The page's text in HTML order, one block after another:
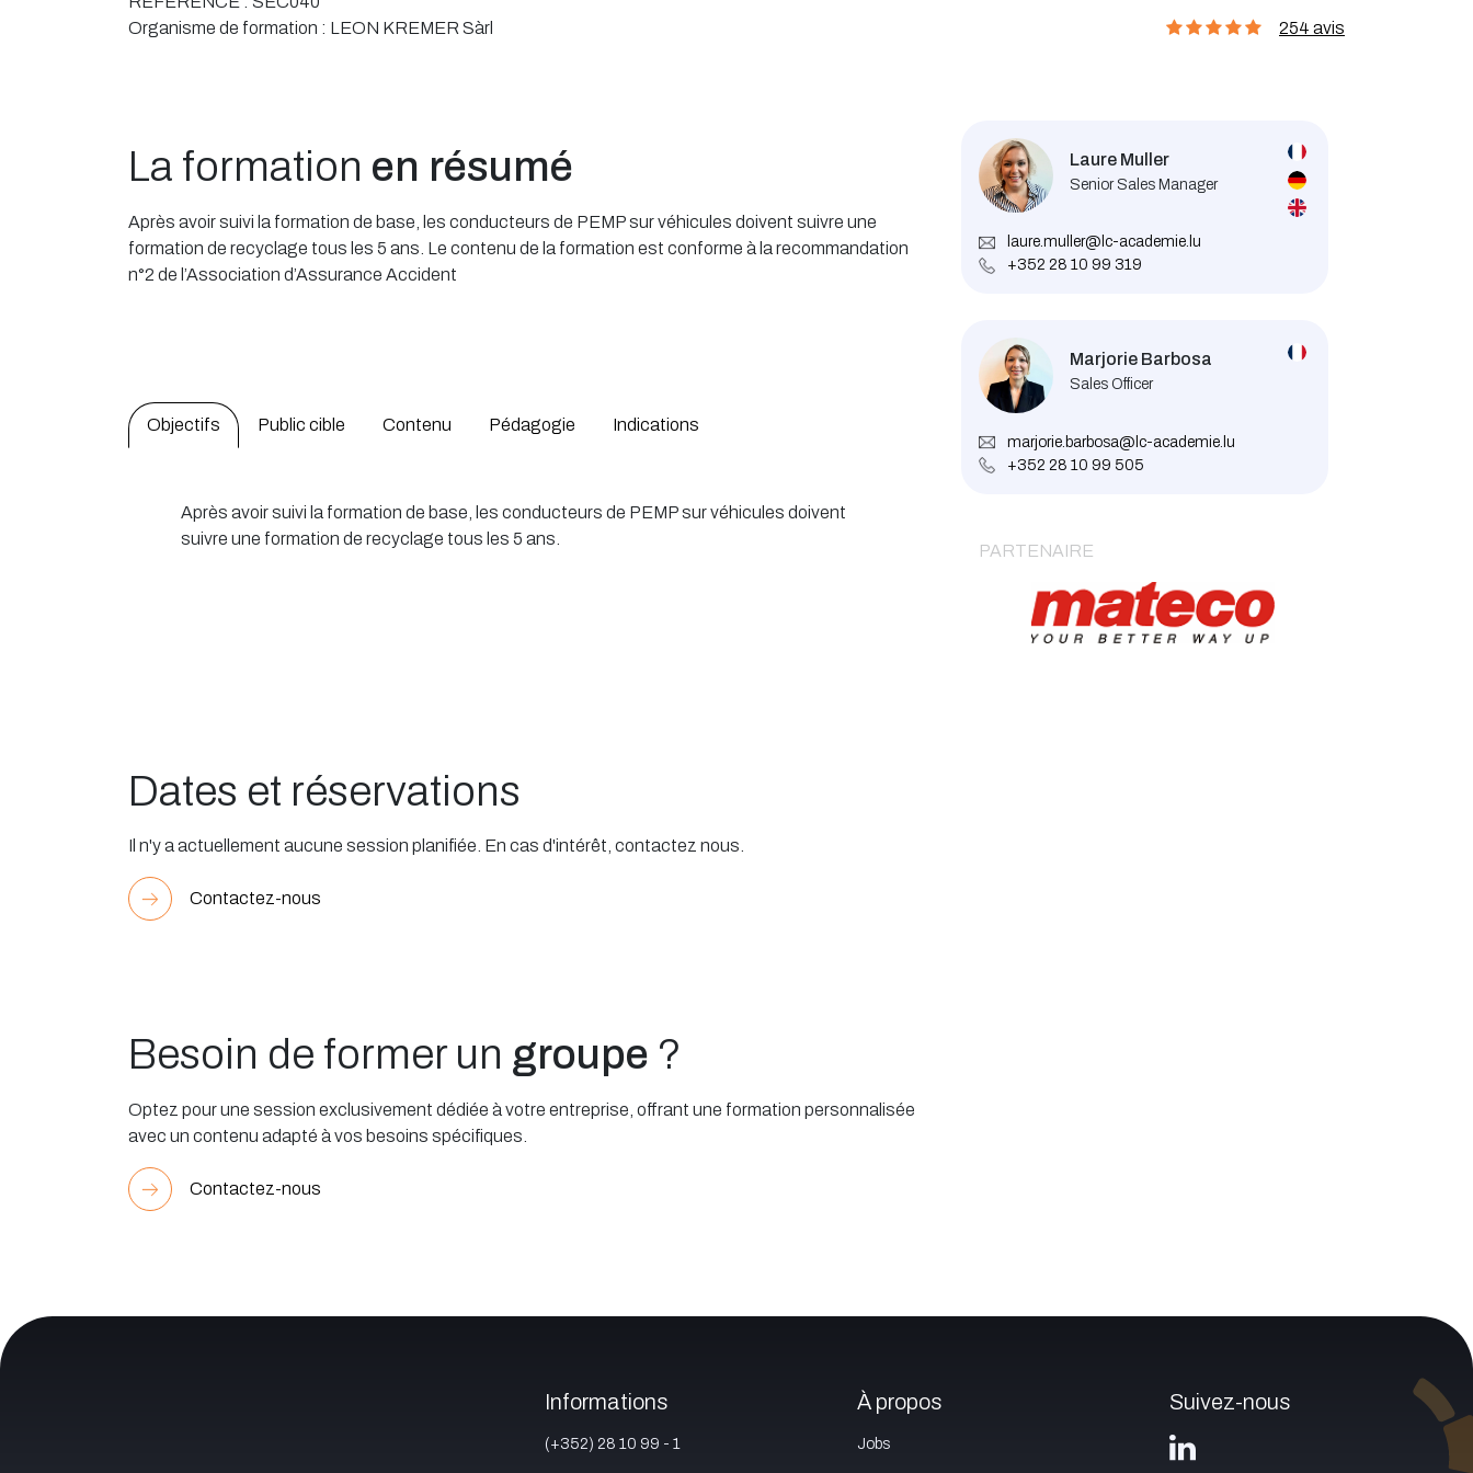
Organisme de formation : LEON KREMER Sàrl 254 avis
La formation en résumé
Après avoir suivi la formation de base, les conducteurs de PEMP sur véhicules doivent suivre une
formation de recyclage tous les 5 ans. Le contenu de la formation est conforme à la recommandation
n°2 de l’Association d’Assurance Accident
Objectifs Public cible Contenu Pédagogie Indications
Après avoir suivi la formation de base, les conducteurs de PEMP sur véhicules doivent
suivre une formation de recyclage tous les 5 ans.
Dates et réservations
Il n'y a actuellement aucune session planifiée. En cas d'intérêt, contactez nous.
Contactez-nous
Besoin de former un groupe ?
Optez pour une session exclusivement dédiée à votre entreprise, offrant une formation personnalisée
avec un contenu adapté à vos besoins spécifiques.
Contactez-nous
Laure Muller
Senior Sales Manager
laure.muller@lc-academie.lu
+352 28 10 99 319
Marjorie Barbosa
Sales Officer
marjorie.barbosa@lc-academie.lu
+352 28 10 99 505
PARTENAIRE
Informations
(+352) 28 10 99 - 1
À propos
Jobs
Suivez-nous